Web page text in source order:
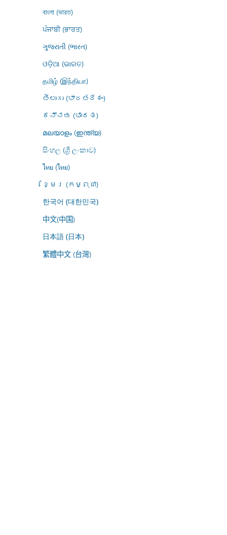
বাংলা (ভারত)
ਪੰਜਾਬੀ (ਭਾਰਤ)
ગુજરાતી (ભારત)
ଓଡ଼ିଆ (ଭାରତ)
தமிழ் (இந்தியா)
తెలుగు (భారతదేశం)
ಕನ್ನಡ (ಭಾರತ)
മലയാളം (ഇന്ത്യ)
සිංහල (ශ්‍රී ලංකාව)
ไทย (ไทย)
ខ្មែរ (កម្ពុជា)
한국어 (대한민국)
中文(中国)
日本語 (日本)
繁體中文 (台灣)